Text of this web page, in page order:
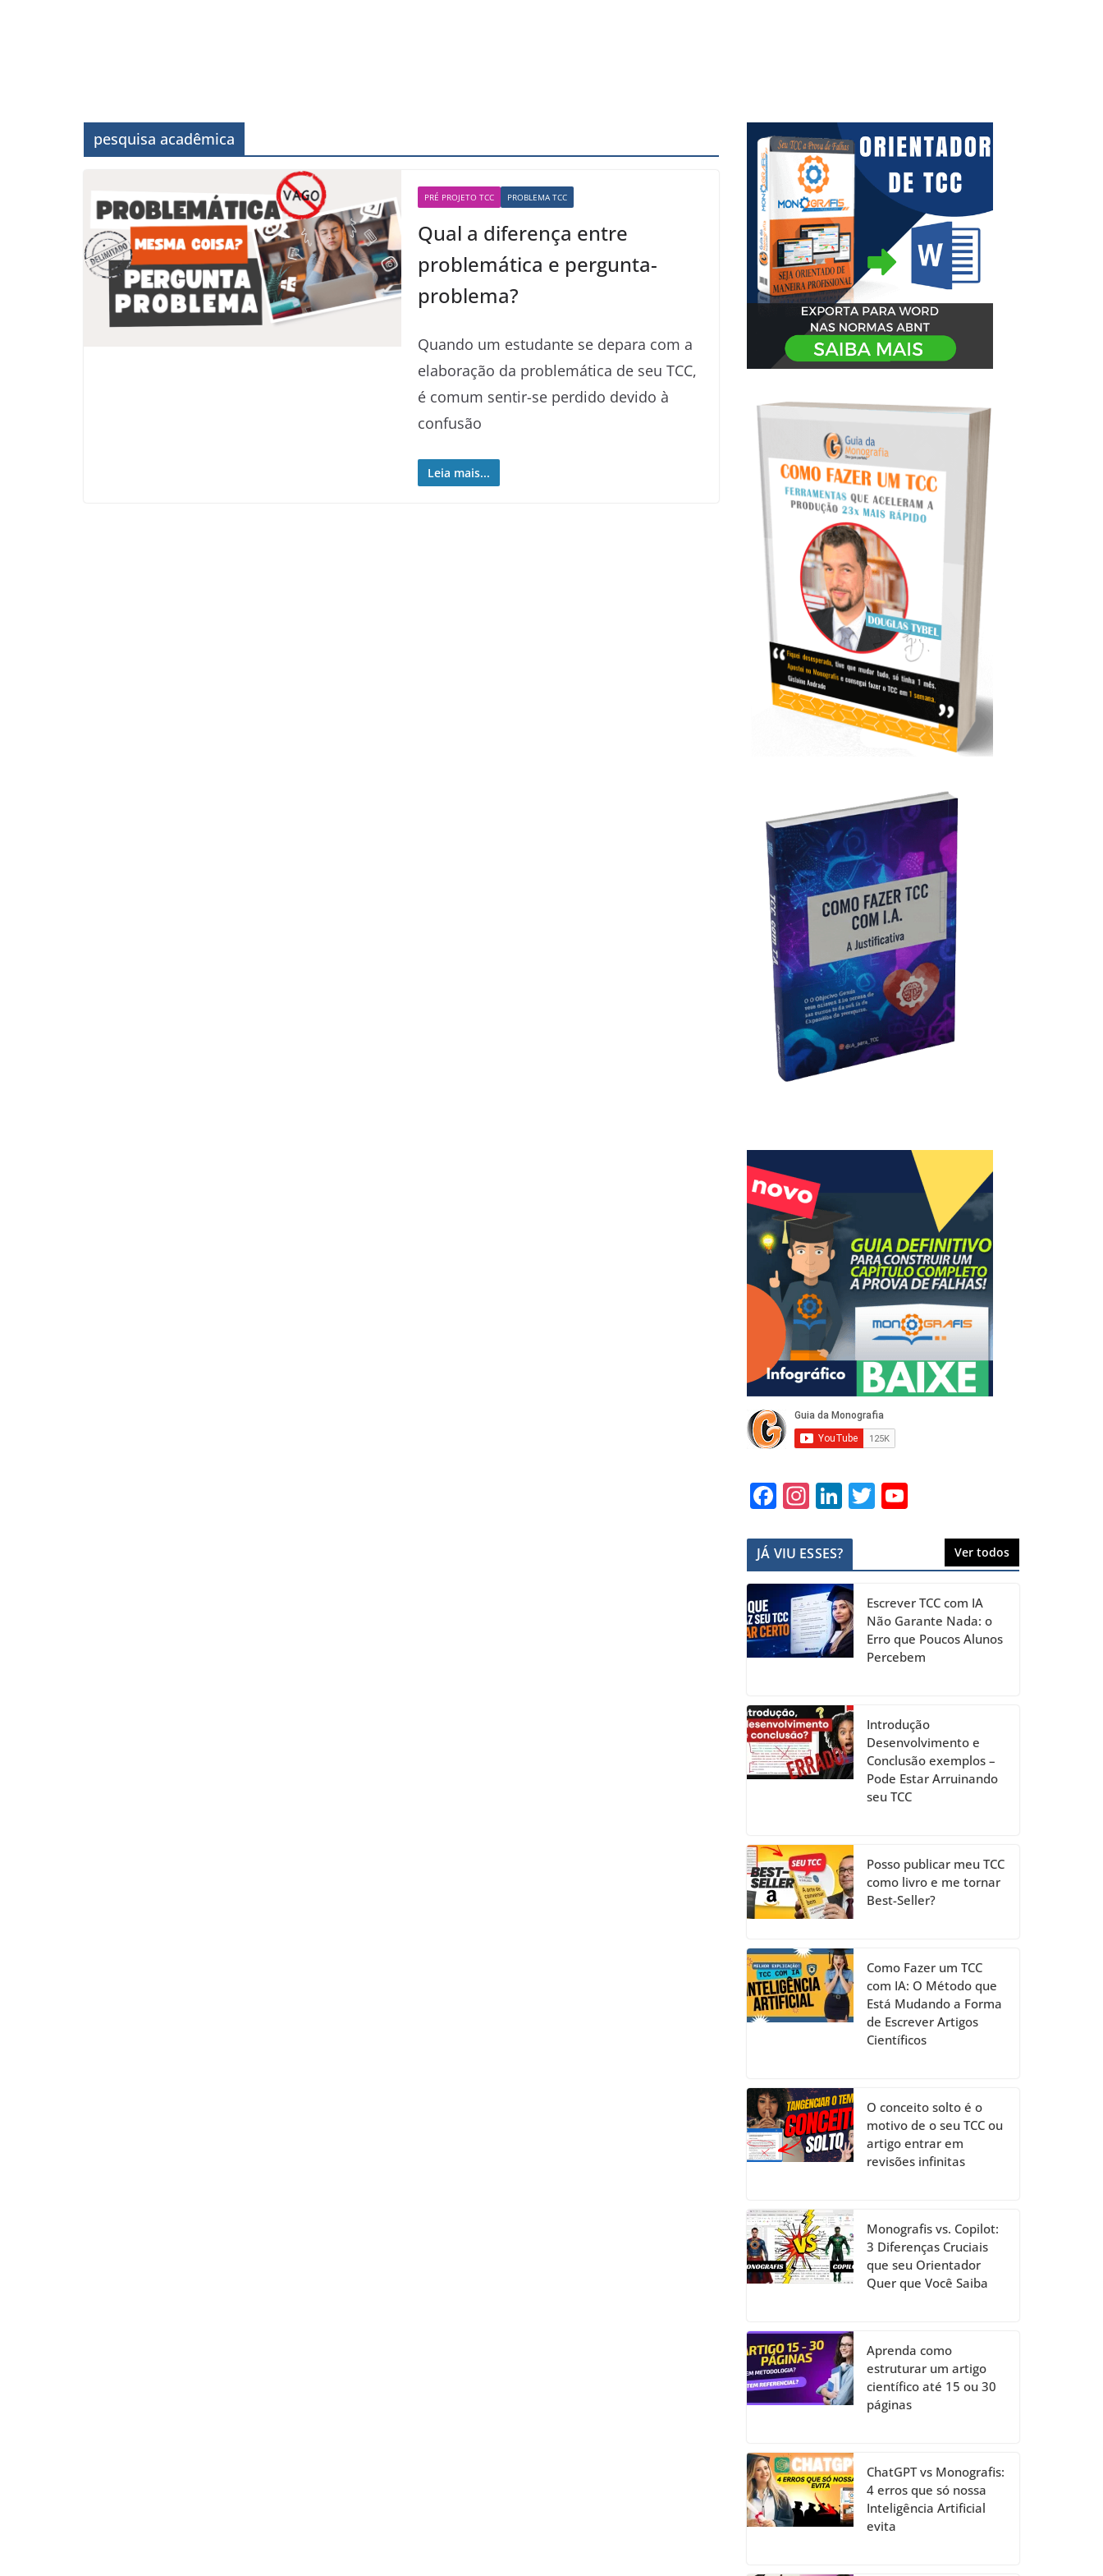
pesquisa acadêmica
PRÉ PROJETO TCC PROBLEMA TCC
Qual a diferença entre
problemática e pergunta-
problema?
Quando um estudante se depara com a
elaboração da problemática de seu TCC,
é comum sentir-se perdido devido à
confusão
Leia mais...
F
c
e
b
o
o
In
a
gr
a
m
Li
k
e
dI
n
T
er T
u
b
e
a
n
n
el
JÁ VIU ESSES? Ver todos
Escrever TCC com IA
Não Garante Nada: o
Erro que Poucos Alunos
Percebem
Introdução
Desenvolvimento e
Conclusão exemplos –
Pode Estar Arruinando
seu TCC
Posso publicar meu TCC
como livro e me tornar
Best-Seller?
Como Fazer um TCC
com IA: O Método que
Está Mudando a Forma
de Escrever Artigos
Científicos
O conceito solto é o
motivo de o seu TCC ou
artigo entrar em
revisões infinitas
Monografis vs. Copilot:
3 Diferenças Cruciais
que seu Orientador
Quer que Você Saiba
Aprenda como
estruturar um artigo
científico até 15 ou 30
páginas
ChatGPT vs Monografis:
4 erros que só nossa
Inteligência Artificial
evita